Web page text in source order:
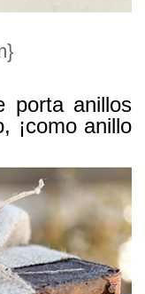
porta anillos
¡como anillo